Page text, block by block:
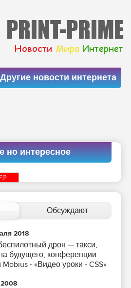
Другие новости интернета
но интересное
Обсуждают
2018
дрон — такси,
будущего, конференции
Mobius - «Видео уроки - CSS»